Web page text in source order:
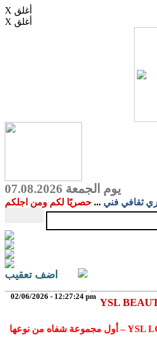
X أغلق
X أغلق
يوم الجمعة 07.08.2026
ثقافي فني ... حصريًا لكم ومن اجلكم
اضف تعقيب
02/06/2026 - 12:27:24 pm
YSL– أول مجموعة شفاه من نوعها